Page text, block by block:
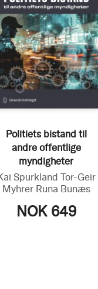
Politiets bistand til
andre offentlige
myndigheter
Spurkland Tor-Geir
Myhrer Runa Bunæs
NOK 649